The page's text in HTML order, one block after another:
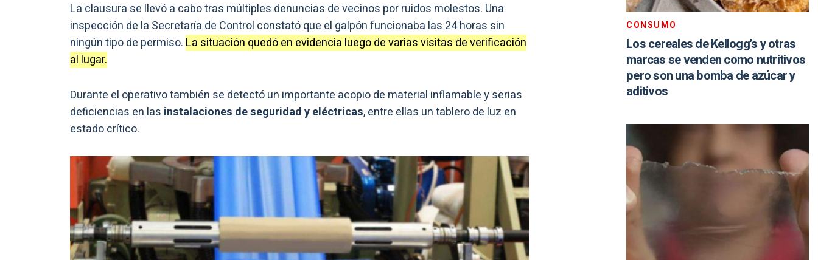
La clausura se llevó a cabo tras múltiples denuncias de vecinos por ruidos molestos. Una
inspección de la Secretaría de Control constató que el galpón funcionaba las 24 horas sin
ningún tipo de permiso. La situación quedó en evidencia luego de varias visitas de verificación
al lugar.
Durante el operativo también se detectó un importante acopio de material inflamable y serias
deficiencias en las instalaciones de seguridad y eléctricas, entre ellas un tablero de luz en
estado crítico.
CONSUMO
Los cereales de Kellogg’s y otras
marcas se venden como nutritivos
pero son una bomba de azúcar y
aditivos